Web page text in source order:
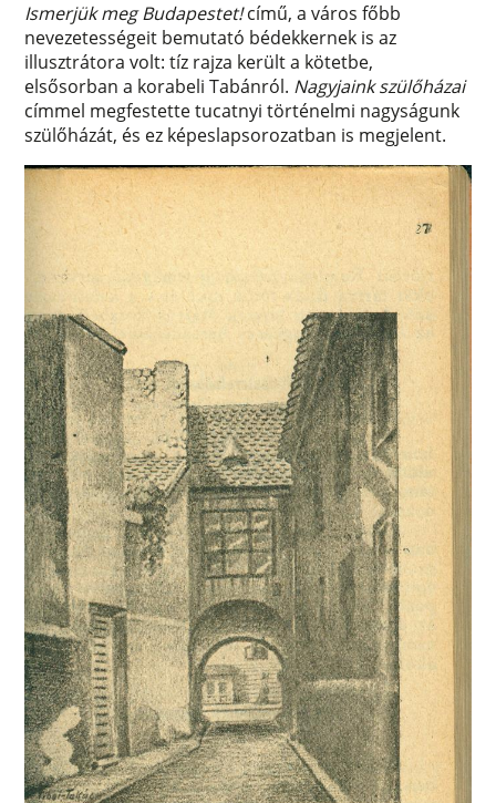
Ismerjük meg Budapestet!című, a város főbb
nevezetességeit bemutató bédekkernek is az
illusztrátora volt: tíz rajza került a kötetbe,
elsősorban a korabeli Tabánról. Nagyjaink szülőházai
címmel megfestette tucatnyi történelmi nagyságunk
szülőházát, és ez képeslapsorozatban is megjelent.